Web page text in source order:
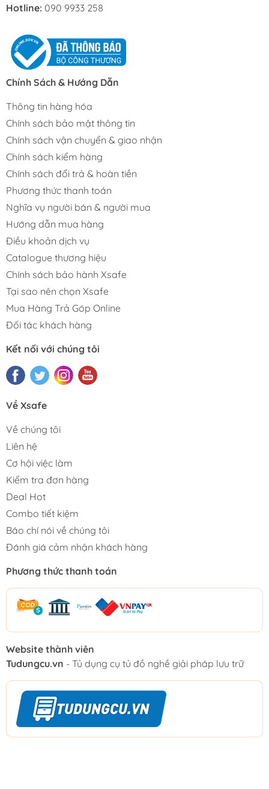
Hotline: 090 9933 258
Chính Sách & Hướng Dẫn
Thông tin hàng hóa
Chính sách bảo mật thông tin
Chính sách vận chuyển & giao nhận
Chính sách kiểm hàng
Chính sách đổi trả & hoàn tiền
Phương thức thanh toán
Nghĩa vụ người bán & người mua
Hướng dẫn mua hàng
Điều khoản dịch vụ
Catalogue thương hiệu
Chính sách bảo hành Xsafe
Tại sao nên chọn Xsafe
Mua Hàng Trả Góp Online
Đối tác khách hàng
Kết nối với chúng tôi
Về Xsafe
Về chúng tôi
Liên hệ
Cơ hội việc làm
Kiểm tra đơn hàng
Deal Hot
Combo tiết kiệm
Báo chí nói về chúng tôi
Đánh giá cảm nhận khách hàng
Phương thức thanh toán
Website thành viên
Tudungcu.vn - Tủ dụng cụ tủ đồ nghề giải pháp lưu trữ